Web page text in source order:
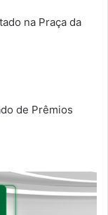
na Praça da
de Prêmios